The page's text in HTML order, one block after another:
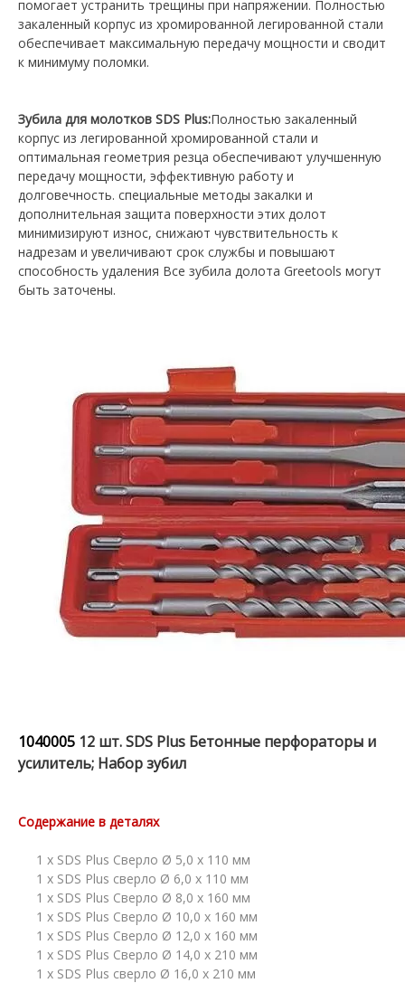
помогает устранить трещины при напряжении. Полностью
закаленный корпус из хромированной легированной стали
обеспечивает максимальную передачу мощности и сводит
к минимуму поломки.
Зубила для молотков SDS Plus:Полностью закаленный
корпус из легированной хромированной стали и
оптимальная геометрия резца обеспечивают улучшенную
передачу мощности, эффективную работу и
долговечность. специальные методы закалки и
дополнительная защита поверхности этих долот
минимизируют износ, снижают чувствительность к
надрезам и увеличивают срок службы и повышают
способность удаления Все зубила долота Greetools могут
быть заточены.
1040005 12 шт. SDS Plus Бетонные перфораторы и
усилитель; Набор зубил
Содержание в деталях
1 х SDS Plus Сверло Ø 5,0 х 110 мм
1 х SDS Plus сверло Ø 6,0 х 110 мм
1 х SDS Plus Сверло Ø 8,0 х 160 мм
1 х SDS Plus Сверло Ø 10,0 х 160 мм
1 х SDS Plus Сверло Ø 12,0 х 160 мм
1 х SDS Plus Сверло Ø 14,0 х 210 мм
1 х SDS Plus сверло Ø 16,0 х 210 мм